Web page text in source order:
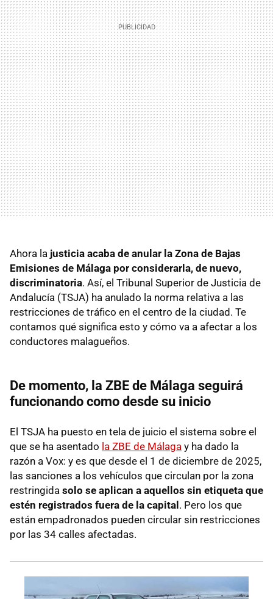
Ahora la justicia acaba de anular la Zona de Bajas
Emisiones de Málaga por considerarla, de nuevo,
discriminatoria. Así, el Tribunal Superior de Justicia de
Andalucía (TSJA) ha anulado la norma relativa a las
restricciones de tráfico en el centro de la ciudad. Te
contamos qué significa esto y cómo va a afectar a los
conductores malagueños.
De momento, la ZBE de Málaga seguirá
funcionando como desde su inicio
El TSJA ha puesto en tela de juicio el sistema sobre el
que se ha asentado la ZBE de Málaga y ha dado la
razón a Vox: y es que desde el 1 de diciembre de 2025,
las sanciones a los vehículos que circulan por la zona
restringida solo se aplican a aquellos sin etiqueta que
estén registrados fuera de la capital . Pero los que
están empadronados pueden circular sin restricciones
por las 34 calles afectadas.